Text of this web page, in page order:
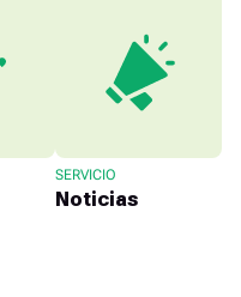
SERVICIO
Noticias